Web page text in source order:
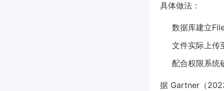
具体做法：
数据库建立
文件实际上传
配合权限系统
据 Gartner（